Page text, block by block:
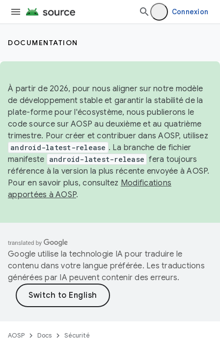
Connexion
DOCUMENTATION
À partir de 2026, pour nous aligner sur notre modèle
de développement stable et garantir la stabilité de la
plate-forme pour l'écosystème, nous publierons le
code source sur AOSP au deuxième et au quatrième
trimestre. Pour créer et contribuer dans AOSP, utilisez
android-latest-release . La branche de fichier
manifeste android-latest-release fera toujours
référence à la version la plus récente envoyée à AOSP.
Pour en savoir plus, consultez Modifications
apportées à AOSP.
Google utilise la technologie IA pour traduire le
contenu dans votre langue préférée. Les traductions
générées par IA peuvent contenir des erreurs.
AOSP Docs Sécurité